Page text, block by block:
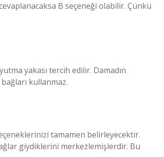
B seçeneği olabilir. Çünkü
yakası tercih edilir. Damadın
kullanmaz.
tamamen belirleyecektir.
giydiklerini merkezlemişlerdir. Bu